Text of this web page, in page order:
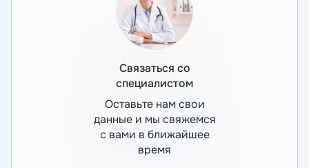
Связаться со
специалистом
Оставьте нам свои
данные и мы свяжемся
с вами в ближайшее
время